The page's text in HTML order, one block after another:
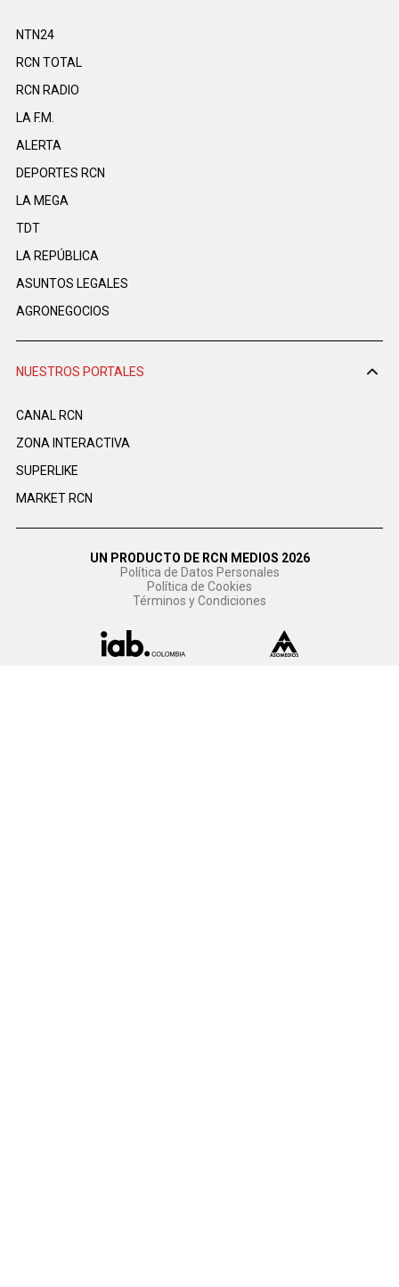
NTN24
RCN TOTAL
RCN RADIO
LA F.M.
ALERTA
DEPORTES RCN
LA MEGA
TDT
LA REPÚBLICA
ASUNTOS LEGALES
AGRONEGOCIOS
NUESTROS PORTALES
CANAL RCN
ZONA INTERACTIVA
SUPERLIKE
MARKET RCN
UN PRODUCTO DE RCN MEDIOS 2026
Política de Datos Personales
Política de Cookies
Términos y Condiciones